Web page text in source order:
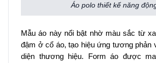
Áo polo thiết kế năng
Mẫu áo này nổi bật nhờ màu sắc từ
đậm ở cổ áo, tạo hiệu ứng tương phản
diện thương hiệu. Form áo được